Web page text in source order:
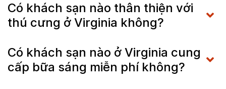
Có khách sạn nào thân thiện với
thú cưng ở Virginia không?
Có khách sạn nào ở Virginia cung
cấp bữa sáng miễn phí không?